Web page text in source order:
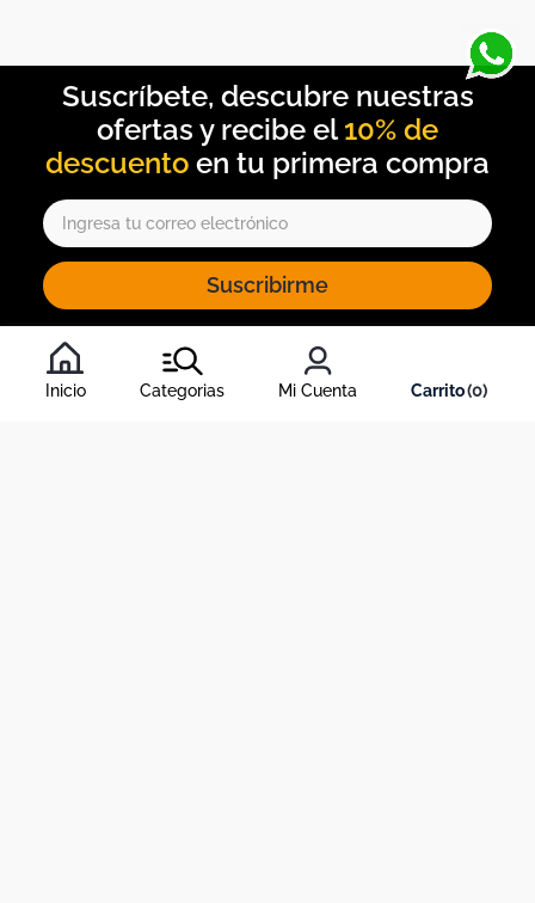
Inicio Categorias Mi Cuenta 0
10% de
descuento
Suscribirme
Al inscribirte al newsletter, aceptas nuestros
condiciones
, y nuestrapolítica de tratamiento de información